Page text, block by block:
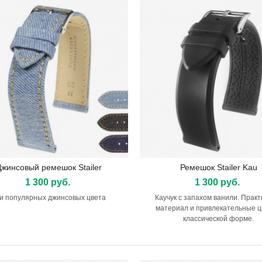
Подробнееремешок Stailer
1 300 руб.
популярных джинсовых цвета
Подробнее
Ремешок Stailer Kau
1 300 руб.
Каучук с запахом ванили.
материал и привлекательные
классической форме.